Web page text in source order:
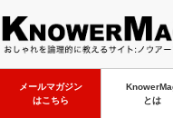
メールマガジン
はこちら
とは